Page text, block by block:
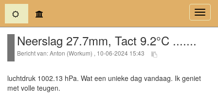
(current)
Neerslag 27.7mm, Tact 9.2°C .......
Bericht van: Anton (Workum) , 10-06-2024 15:43
luchtdruk 1002.13 hPa. Wat een unieke dag vandaag. Ik geniet
met volle teugen.